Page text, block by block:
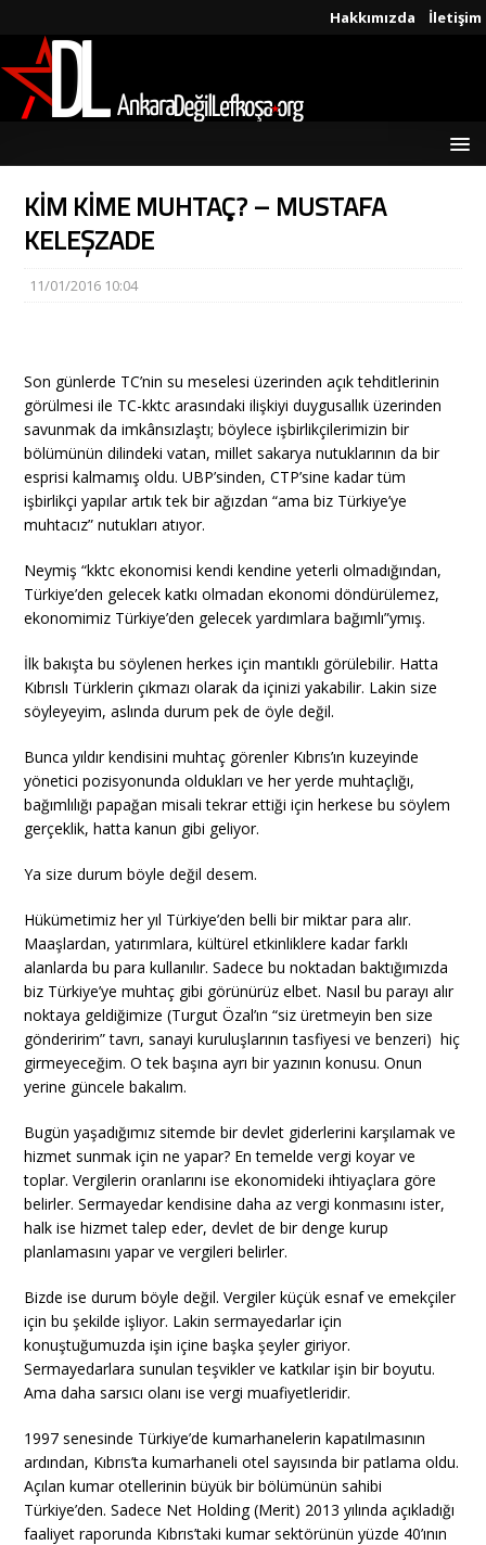
Hakkımızda İletişim
KİM KİME MUHTAÇ? – MUSTAFA
KELEŞZADE
11/01/2016 10:04
Son günlerde TC’nin su meselesi üzerinden açık tehditlerinin
görülmesi ile TC-kktc arasındaki ilişkiyi duygusallık üzerinden
savunmak da imkânsızlaştı; böylece işbirlikçilerimizin bir
bölümünün dilindeki vatan, millet sakarya nutuklarının da bir
esprisi kalmamış oldu. UBP’sinden, CTP’sine kadar tüm
işbirlikçi yapılar artık tek bir ağızdan “ama biz Türkiye’ye
muhtacız” nutukları atıyor.
Neymiş “kktc ekonomisi kendi kendine yeterli olmadığından,
Türkiye’den gelecek katkı olmadan ekonomi döndürülemez,
ekonomimiz Türkiye’den gelecek yardımlara bağımlı”ymış.
İlk bakışta bu söylenen herkes için mantıklı görülebilir. Hatta
Kıbrıslı Türklerin çıkmazı olarak da içinizi yakabilir. Lakin size
söyleyeyim, aslında durum pek de öyle değil.
Bunca yıldır kendisini muhtaç görenler Kıbrıs’ın kuzeyinde
yönetici pozisyonunda oldukları ve her yerde muhtaçlığı,
bağımlılığı papağan misali tekrar ettiği için herkese bu söylem
gerçeklik, hatta kanun gibi geliyor.
Ya size durum böyle değil desem.
Hükümetimiz her yıl Türkiye’den belli bir miktar para alır.
Maaşlardan, yatırımlara, kültürel etkinliklere kadar farklı
alanlarda bu para kullanılır. Sadece bu noktadan baktığımızda
biz Türkiye’ye muhtaç gibi görünürüz elbet. Nasıl bu parayı alır
noktaya geldiğimize (Turgut Özal’ın “siz üretmeyin ben size
gönderirim” tavrı, sanayi kuruluşlarının tasfiyesi ve benzeri) hiç
girmeyeceğim. O tek başına ayrı bir yazının konusu. Onun
yerine güncele bakalım.
Bugün yaşadığımız sitemde bir devlet giderlerini karşılamak ve
hizmet sunmak için ne yapar? En temelde vergi koyar ve
toplar. Vergilerin oranlarını ise ekonomideki ihtiyaçlara göre
belirler. Sermayedar kendisine daha az vergi konmasını ister,
halk ise hizmet talep eder, devlet de bir denge kurup
planlamasını yapar ve vergileri belirler.
Bizde ise durum böyle değil. Vergiler küçük esnaf ve emekçiler
için bu şekilde işliyor. Lakin sermayedarlar için
konuştuğumuzda işin içine başka şeyler giriyor.
Sermayedarlara sunulan teşvikler ve katkılar işin bir boyutu.
Ama daha sarsıcı olanı ise vergi muafiyetleridir.
1997 senesinde Türkiye’de kumarhanelerin kapatılmasının
ardından, Kıbrıs’ta kumarhaneli otel sayısında bir patlama oldu.
Açılan kumar otellerinin büyük bir bölümünün sahibi
Türkiye’den. Sadece Net Holding (Merit) 2013 yılında açıkladığı
faaliyet raporunda Kıbrıs’taki kumar sektörünün yüzde 40’ının